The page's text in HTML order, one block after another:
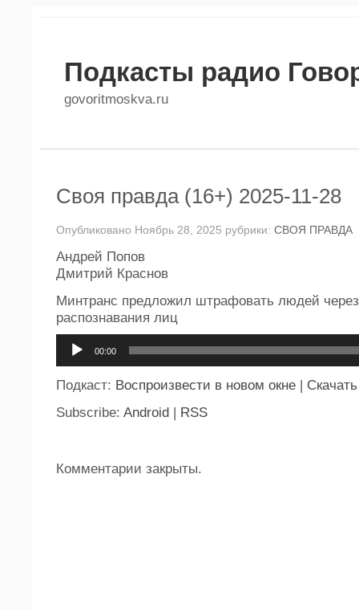
Подкасты радио
govoritmoskva.ru
Своя правда (16+) 2025-11-28
Опубликовано Ноябрь 28, 2025 рубрики: СВОЯ ПРАВДА
Андрей Попов
Дмитрий Краснов
Минтранс предложил штрафовать людей
распознавания лиц
00:00
Подкаст: Воспроизвести в новом окне | Скачать
Subscribe: Android | RSS
Комментарии закрыты.